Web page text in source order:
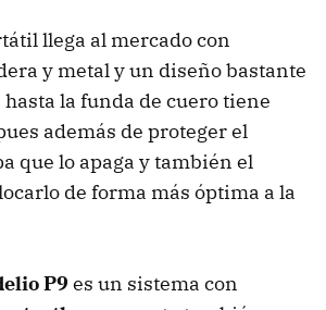
llega al mercado con
y metal y un diseño bastante
la funda de cuero tiene
además de proteger el
que lo apaga y también el
de forma más óptima a la
P9 es un sistema con